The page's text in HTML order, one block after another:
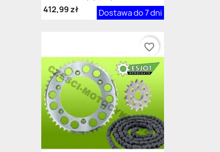
Dostawa do 7 dni
412,99 zł
favorite_border